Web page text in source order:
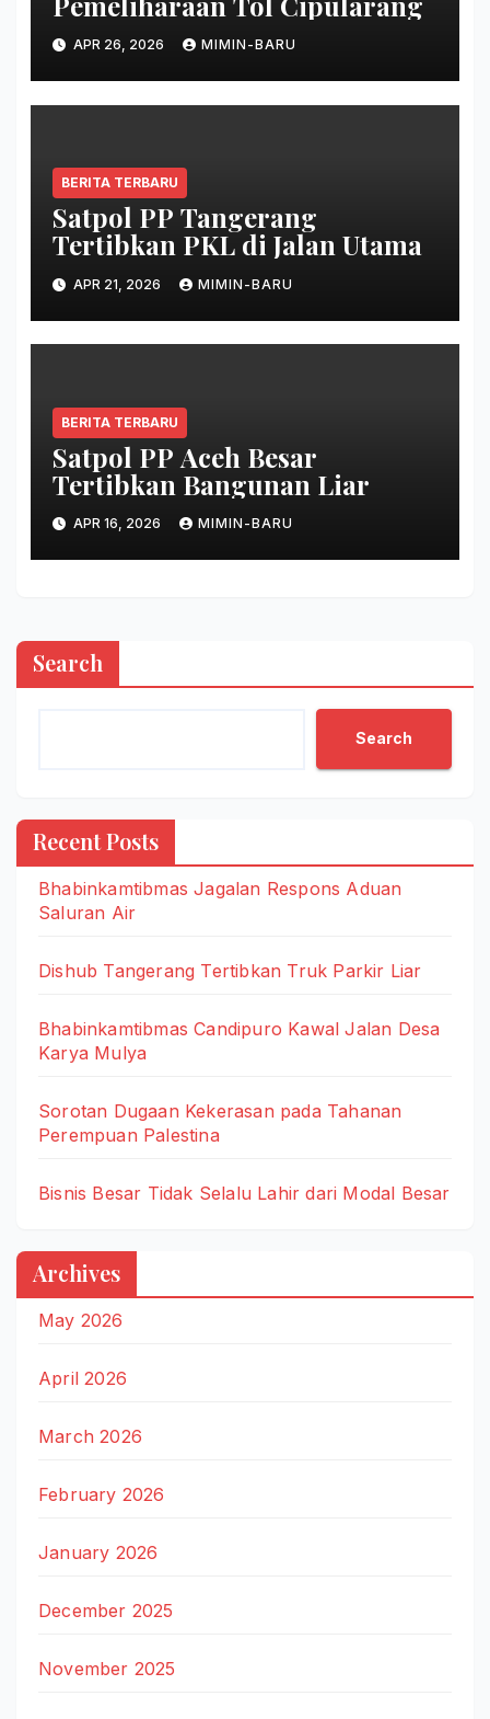
APR 26, 2026 MIMIN-BARU
BERITA TERBARU
Satpol PP Tangerang
Tertibkan PKL di Jalan Utama
APR 21, 2026 MIMIN-BARU
BERITA TERBARU
Satpol PP Aceh Besar
Tertibkan Bangunan Liar
APR 16, 2026 MIMIN-BARU
Search
Search
Recent Posts
Bhabinkamtibmas Jagalan Respons Aduan
Saluran Air
Dishub Tangerang Tertibkan Truk Parkir Liar
Bhabinkamtibmas Candipuro Kawal Jalan Desa
Karya Mulya
Sorotan Dugaan Kekerasan pada Tahanan
Perempuan Palestina
Bisnis Besar Tidak Selalu Lahir dari Modal Besar
Archives
May 2026
April 2026
March 2026
February 2026
January 2026
December 2025
November 2025